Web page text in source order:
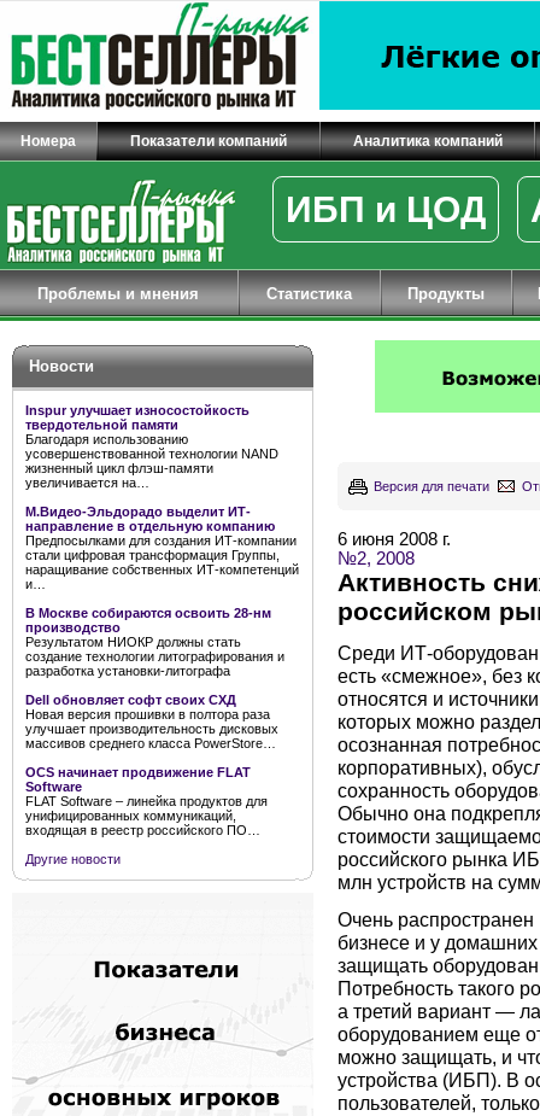
Номера Показатели компаний Аналитика компаний
ИБП и ЦОД
Проблемы и мнения Статистика Продукты
Новости
Inspur улучшает износостойкость
твердотельной памяти
Благодаря использованию
усовершенствованной технологии NAND
жизненный цикл флэш-памяти
увеличивается на…
М.Видео-Эльдорадо выделит ИТ-
направление в отдельную компанию
Предпосылками для создания ИТ-компании
стали цифровая трансформация Группы,
наращивание собственных ИТ-компетенций
и…
В Москве собираются освоить 28-нм
производство
Результатом НИОКР должны стать
создание технологии литографирования и
разработка установки-литографа
Dell обновляет софт своих СХД
Новая версия прошивки в полтора раза
улучшает производительность дисковых
массивов среднего класса PowerStore…
OCS начинает продвижение FLAT
Software
FLAT Software – линейка продуктов для
унифицированных коммуникаций,
входящая в реестр российского ПО…
Другие новости
Версия для печати
6 июня 2008 г.
№2, 2008
Активность
российском
Среди ИТ-
есть «смежное», без
относятся и
которых можно
осознанная
корпоративных),
сохранность
Обычно она
стоимости
российского рынка
млн устройств на
Очень
бизнесе и у
защищать
Потребность такого
а третий вариант —
оборудованием еще
можно защищать, и
устройства (ИБП). В
пользователей,